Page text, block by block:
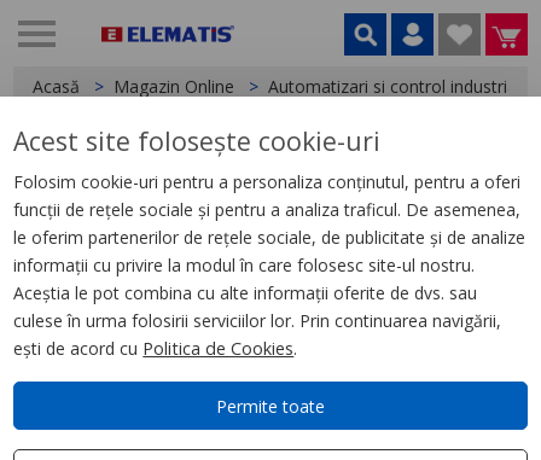
Acasă Magazin Online Automatizari si control industrial
< Relee
Releu Ambrosabil de Interfata,
Zelio Rsb, 1 C/O, 12 V Cc, 12 A
Acest site folosește cookie-uri
Folosim cookie-uri pentru a personaliza conținutul, pentru a oferi
funcții de rețele sociale și pentru a analiza traficul. De asemenea,
le oferim partenerilor de rețele sociale, de publicitate și de analize
informații cu privire la modul în care folosesc site-ul nostru.
Aceștia le pot combina cu alte informații oferite de dvs. sau
culese în urma folosirii serviciilor lor. Prin continuarea navigării,
ești de acord cu Politica de Cookies.
Permite toate